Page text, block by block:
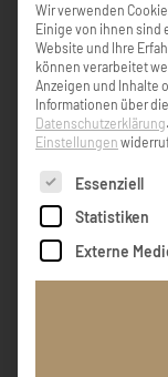
Mein
Mitgefühl
Spuren
Wir verwenden
Einige von ihnen sind
Website und Ihre
können verarbeitet
Anzeigen und Inhalte
Informationen über
Datenschutzerklärung.
Einstellungen
Es folgt eine
Essenziell
Statistiken
Externe